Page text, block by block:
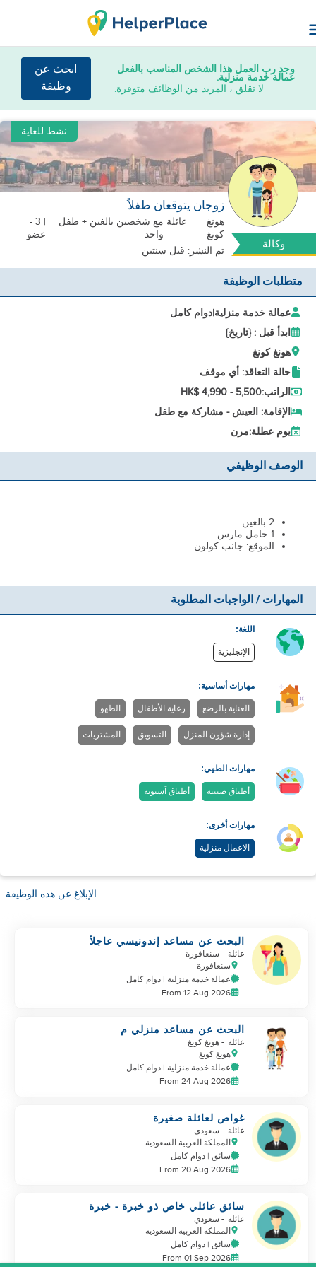
وجد رب العمل هذا الشخص المناسب بالفعل
عمالة خدمة منزلية.
لا تقلق ، المزيد من الوظائف متوفرة.
ابحث عن
وظيفة
وكالة
نشط للغاية
زوجان يتوقعان طفلاً
هونغ
كونغ
|عائلة
|
مع شخصين بالغين + طفل
واحد
| 3 -
عضو
تم النشر: قبل سنتين
متطلبات الوظيفة
عمالة خدمة منزلية|دوام كامل
ابدأ قبل : {تاريخ}
هونغ كونغ
حالة التعاقد: أي موقف
الراتب:HK$ 4,990 - 5,500
الإقامة: العيش - مشاركة مع طفل
يوم عطلة:مرن
الوصف الوظيفي
2 بالغين
1 حامل مارس
الموقع: جانب كولون
المهارات / الواجبات المطلوبة
اللغة:
الإنجليزية
مهارات أساسية:
العناية بالرضع رعاية الأطفال الطهو
إدارة شؤون المنزل التسويق المشتريات
مهارات الطهي:
أطباق صينية أطباق آسيوية
مهارات أخرى:
الاعمال منزلية
الإبلاغ عن هذه الوظيفة
البحث عن مساعد إندونيسي عاجلاً
عائلة - سنغافورة
سنغافورة
عمالة خدمة منزلية | دوام كامل
From 12 Aug 2026
البحث عن مساعد منزلي م
Dedicated
عائلة - هونغ كونغ
هونغ كونغ
عمالة خدمة منزلية | دوام كامل
From 24 Aug 2026
غواص لعائلة صغيرة
عائلة - سعودي
المملكة العربية السعودية
سائق | دوام كامل
From 20 Aug 2026
سائق عائلي خاص ذو خبرة - خبرة
في السعودية/مجلس التعاون
الخليجي
عائلة - سعودي
المملكة العربية السعودية
سائق | دوام كامل
From 01 Sep 2026